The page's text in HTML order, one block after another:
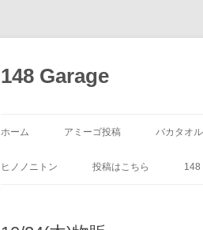
ン
ツ
ッ
148 Garage
ホーム アミーゴ投稿 バカタオ
ヒノノニトン 投稿はこちら